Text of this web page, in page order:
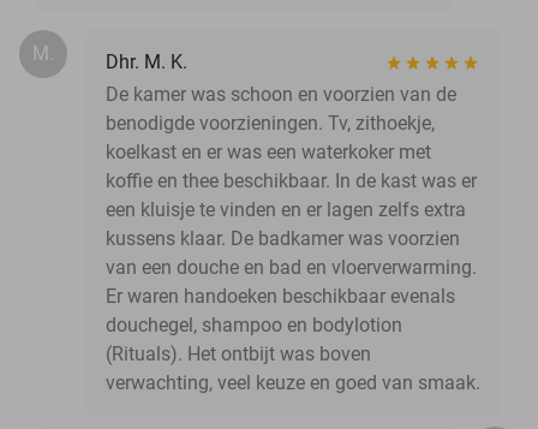
M.
Dhr. M. K.
De kamer was schoon en voorzien van de
benodigde voorzieningen. Tv, zithoekje,
koelkast en er was een waterkoker met
koffie en thee beschikbaar. In de kast was er
een kluisje te vinden en er lagen zelfs extra
kussens klaar. De badkamer was voorzien
van een douche en bad en vloerverwarming.
Er waren handoeken beschikbaar evenals
douchegel, shampoo en bodylotion
(Rituals). Het ontbijt was boven
verwachting, veel keuze en goed van smaak.